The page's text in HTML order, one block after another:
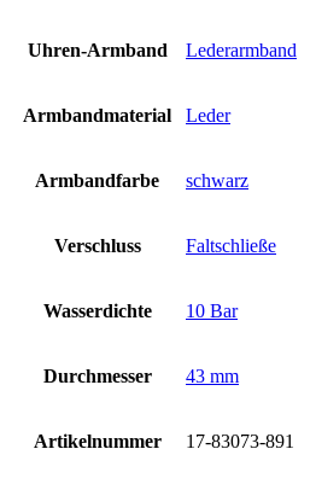
Uhren-Armband Lederarmband
Armbandmaterial Leder
Armbandfarbe schwarz
Verschluss Faltschließe
Wasserdichte 10 Bar
Durchmesser 43 mm
Artikelnummer 17-83073-891